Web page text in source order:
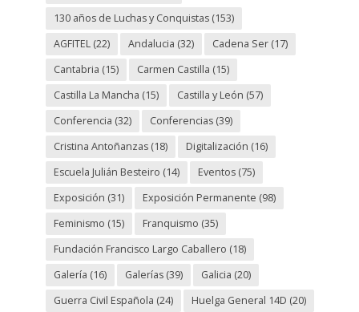
130 años de Luchas y Conquistas(153)
AGFITEL(22) Andalucia (32) Cadena Ser(17)
Cantabria (15) Carmen Castilla (15)
Castilla La Mancha (15) Castilla y León (57)
Conferencia (32) Conferencias(39)
Cristina Antoñanzas(18) Digitalización (16)
Escuela Julián Besteiro (14) Eventos(75)
Exposición (31) Exposición Permanente (98)
Feminismo (15) Franquismo (35)
Fundación Francisco Largo Caballero (18)
Galería (16) Galerías(39) Galicia (20)
Guerra Civil Española (24) Huelga General 14D (20)